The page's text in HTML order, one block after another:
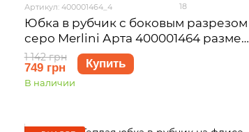
Артикул: 400001464_4 18
Юбка в рубчик с боковым разрезом
серо Merlini Арта 400001464 размер
4XL-5XL
1 142 грн
749 грн Купить
В наличии